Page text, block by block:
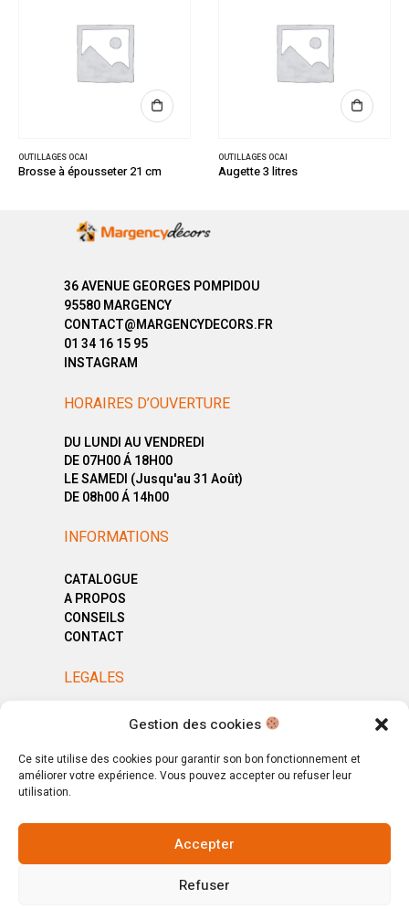
Gestion des cookies
Ce site utilise des cookies pour garantir son bon fonctionnement et
améliorer votre expérience. Vous pouvez accepter ou refuser leur
utilisation.
Accepter
Refuser
OUTILLAGES OCAI
Brosse à épousseter 21 cm
OUTILLAGES OCAI
Augette 3 litres
36 AVENUE GEORGES POMPIDOU
95580 MARGENCY
CONTACT@MARGENCYDECORS.FR
01 34 16 15 95
INSTAGRAM
HORAIRES D’OUVERTURE
DU LUNDI AU VENDREDI
DE 07H00 Á 18H00
LE SAMEDI (Jusqu'au 31 Août)
DE 08h00 Á 14h00
INFORMATIONS
CATALOGUE
A PROPOS
CONSEILS
CONTACT
LEGALES
MENTIONS LÉGALES
CGV
© Copyright 2025. All Rights Reserved.